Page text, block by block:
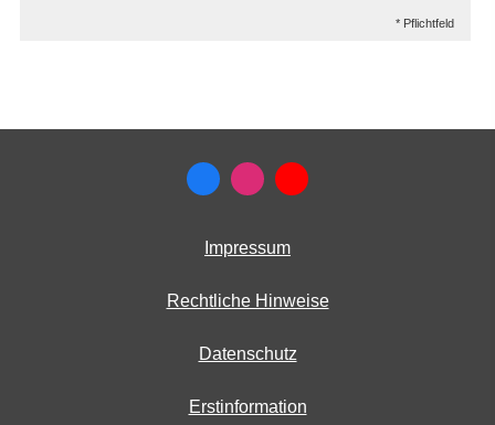
* Pflichtfeld
Impressum
Rechtliche Hinweise
Datenschutz
Erstinformation